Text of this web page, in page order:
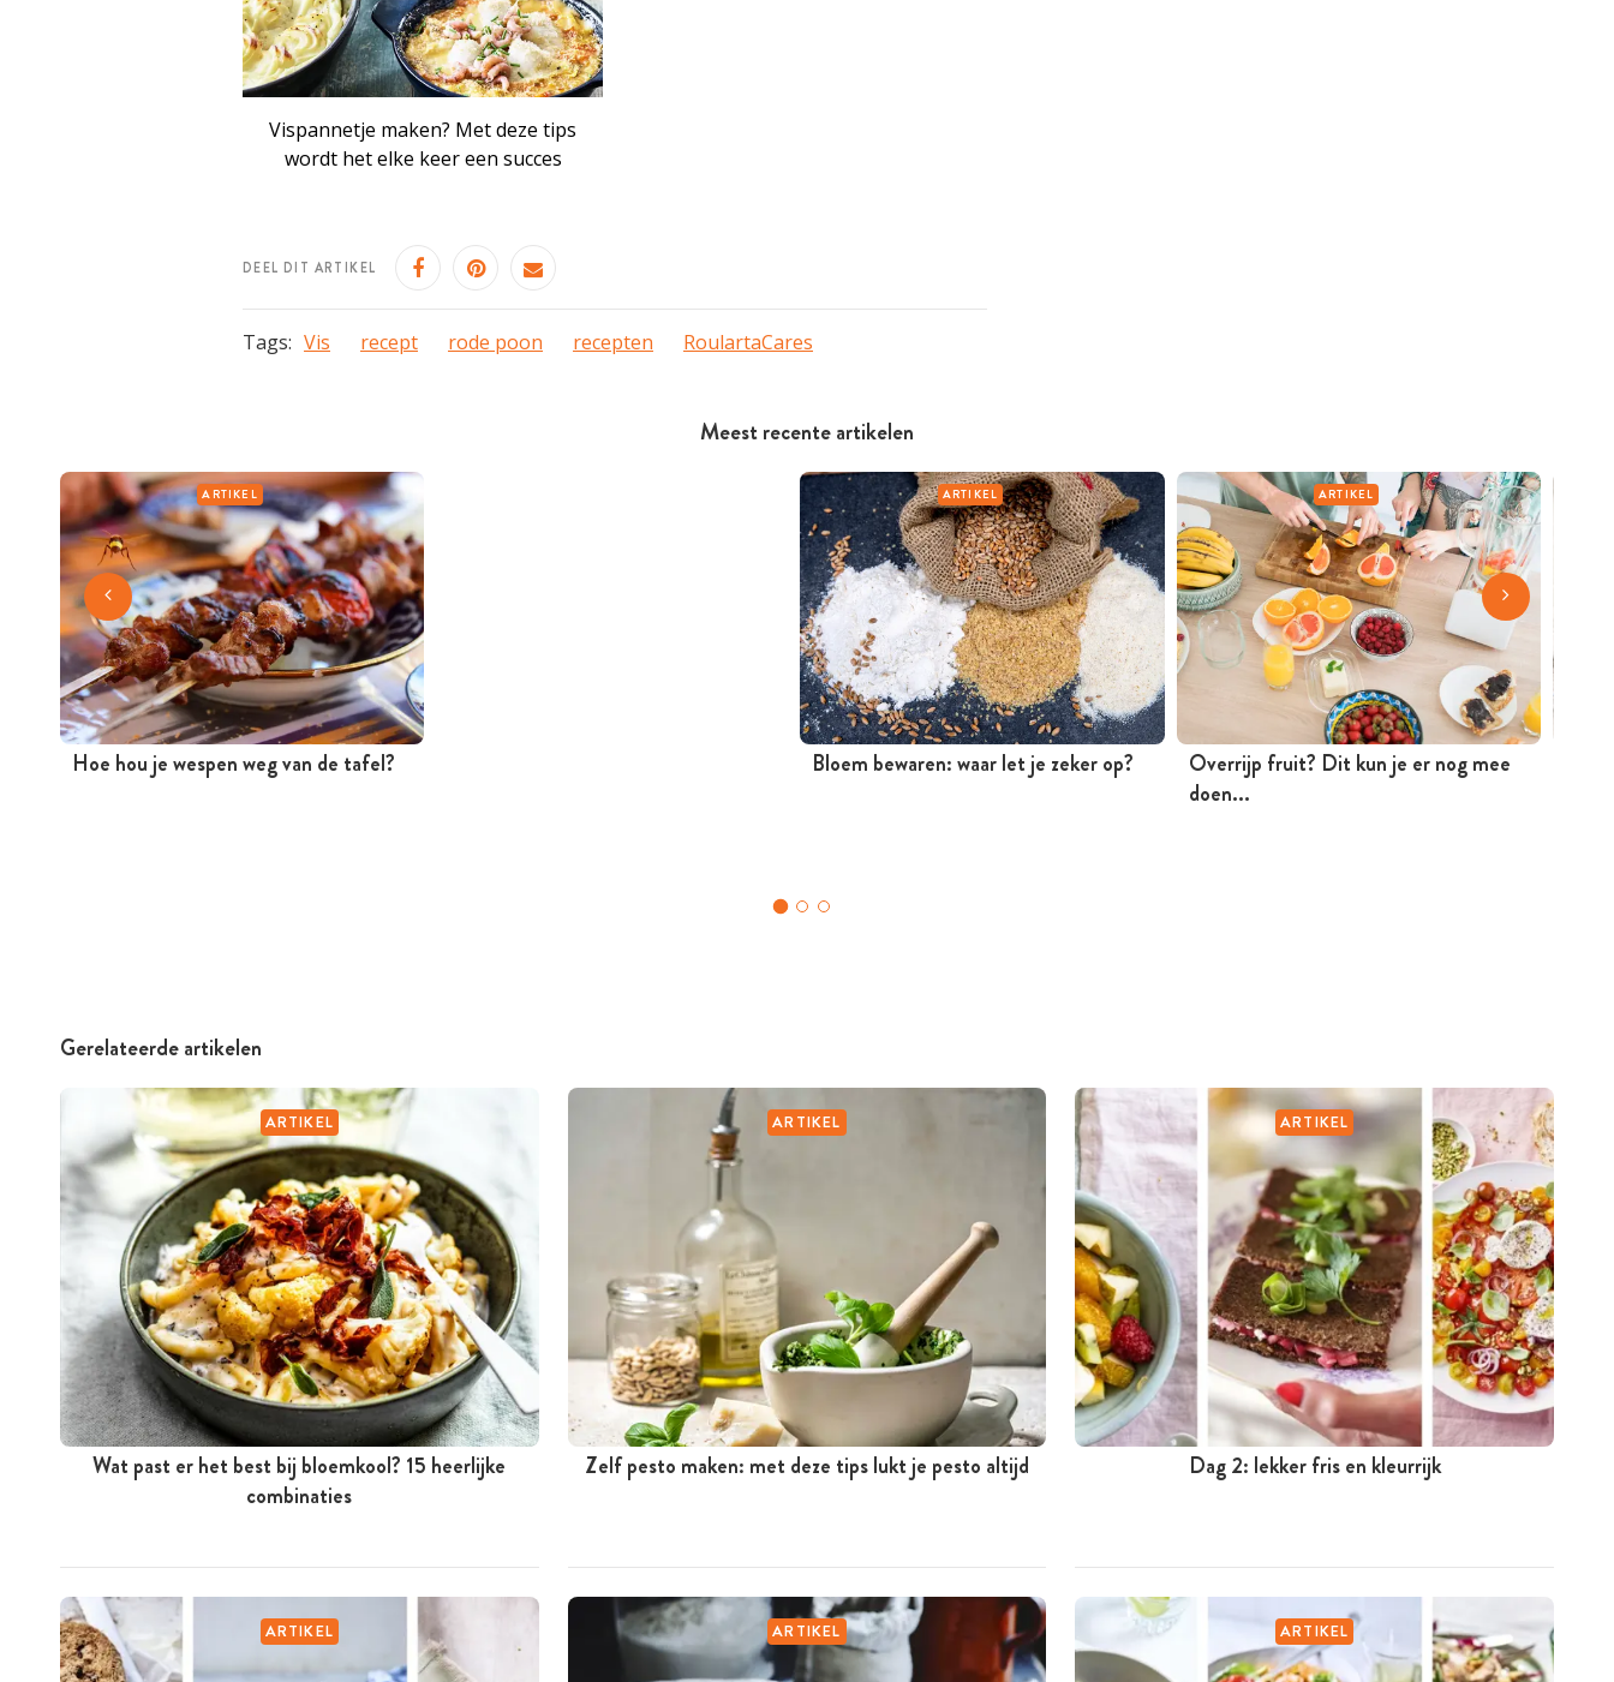
Meest recente artikelen
ARTIKEL
Hoe hou je wespen weg van de tafel?
ARTIKEL
Bloem bewaren: waar let je zeker op?
ARTIKEL
Overrijp fruit? Dit kun je er nog mee
doen...
Vispannetje maken? Met deze tips
wordt het elke keer een succes
DEEL DIT ARTIKEL
Tags: Vis recept rode poon recepten RoulartaCares
Gerelateerde artikelen
ARTIKEL
Wat past er het best bij bloemkool? 15 heerlijke
combinaties
ARTIKEL
Zelf pesto maken: met deze tips lukt je pesto altijd
ARTIKEL
Dag 2: lekker fris en kleurrijk
ARTIKEL ARTIKEL ARTIKEL